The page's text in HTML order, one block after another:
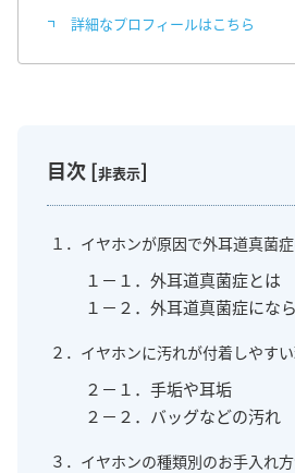
詳細なプロフィールはこちら
目次[非表示]
１．イヤホンが原因で外耳道真菌
１－１．外耳道真菌症とは
１－２．外耳道真菌症にな
２．イヤホンに汚れが付着しやす
２－１．手垢や耳垢
２－２．バッグなどの汚れ
３．イヤホンの種類別のお手入れ方